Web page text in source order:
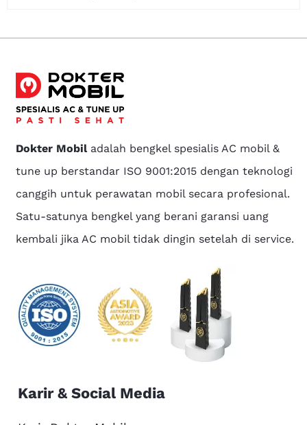
Dokter Mobiladalah bengkel spesialis AC mobil &
tune up berstandar ISO 9001:2015 dengan teknologi
canggih untuk perawatan mobil secara profesional.
Satu-satunya bengkel yang berani garansi uang
kembali jika AC mobil tidak dingin setelah di service.
Karir & Social Media